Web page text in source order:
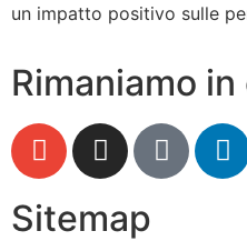
un impatto positivo sulle
Rimaniamo
Sitemap